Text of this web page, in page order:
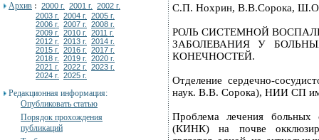
Архив : 2000 г. 2001 г.
2002 г.
2003 г.
2004 г.
2005 г.
2006 г.
2007 г.
2008 г.
2009 г.
2010 г.
2011 г.
2012 г.
2013 г.
2014 г.
2015 г.
2016 г.
2017 г.
2018 г.
2019 г.
2020 г.
2021 г.
2022 г.
2023 г.
2024 г.
2025 г.
Редакционная информация:
Опубликовать статью
Порядок прохождения
публикаций
С.П. Нохрин, В.В.Сорока,
РОЛЬ СИСТЕМНОЙ
ЗАБОЛЕВАНИЯ У
КОНЕЧНОСТЕЙ.
Отделение сердечно-
наук. В.В. Сорока), НИИ СП
Проблема лечения больных
(КИНК) на почве